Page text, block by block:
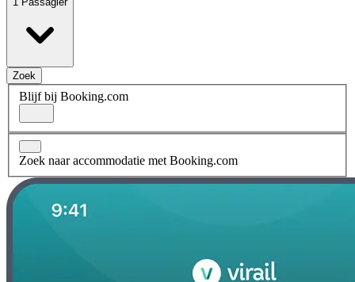
Zoek
Blijf bij Booking.com
Zoek naar accommodatie met Booking.com